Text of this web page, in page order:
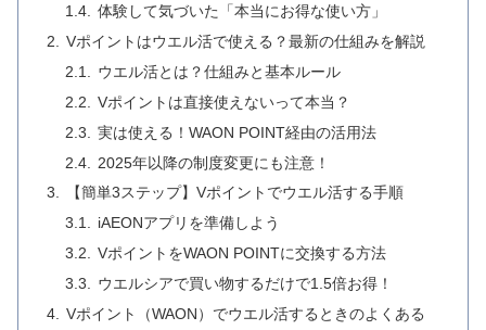
体験して気づいた「本当にお得な使い方」
Vポイントはウエル活で使える？最新の仕組みを解説
ウエル活とは？仕組みと基本ルール
Vポイントは直接使えないって本当？
実は使える！WAON POINT経由の活用法
2025年以降の制度変更にも注意！
【簡単3ステップ】Vポイントでウエル活する手順
iAEONアプリを準備しよう
VポイントをWAON POINTに交換する方法
ウエルシアで買い物するだけで1.5倍お得！
Vポイント（WAON）でウエル活するときのよくある